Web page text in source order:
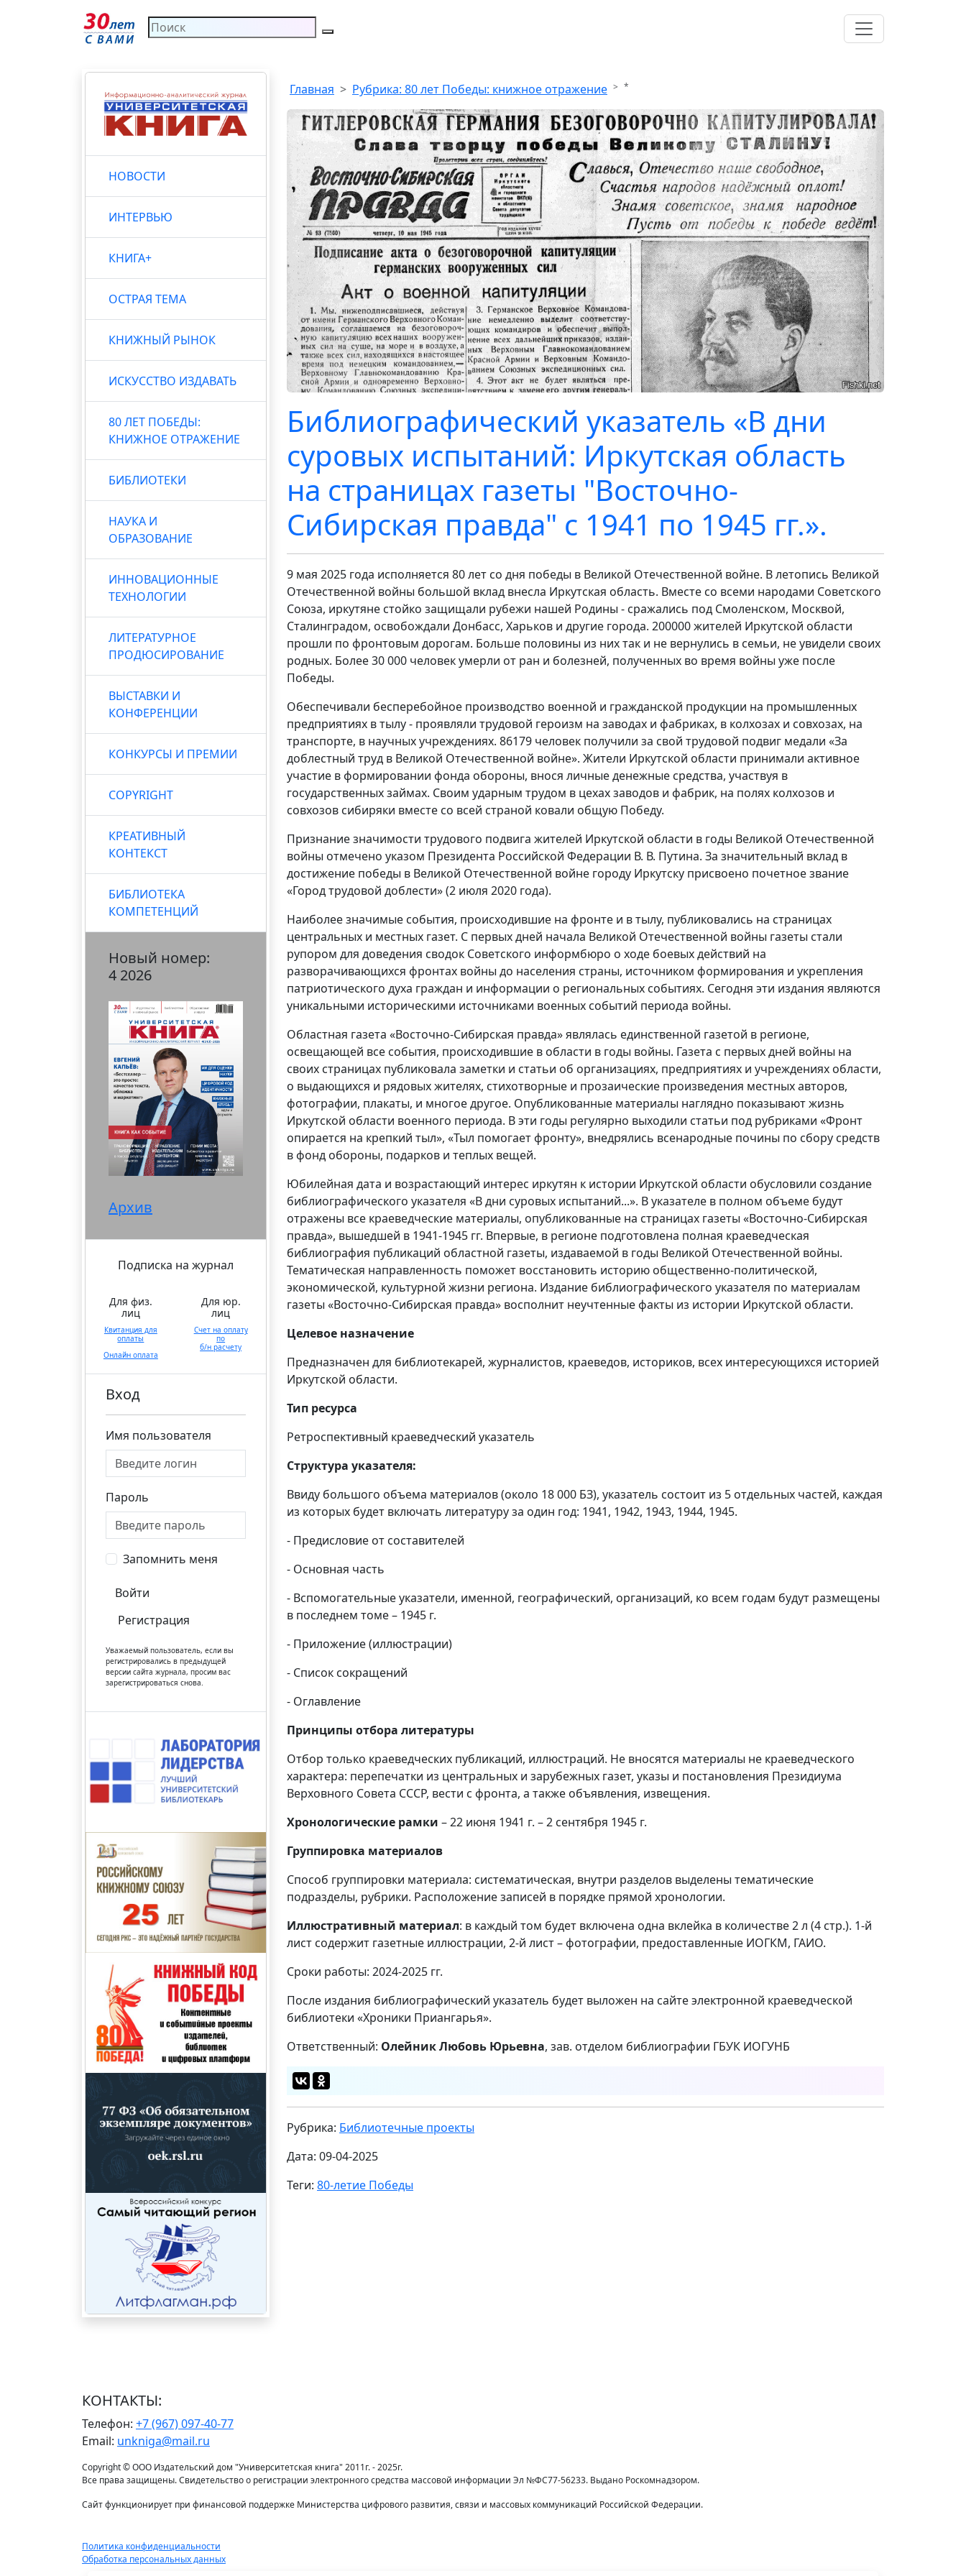
НОВОСТИ
ИНТЕРВЬЮ
КНИГА+
ОСТРАЯ ТЕМА
КНИЖНЫЙ РЫНОК
ИСКУССТВО ИЗДАВАТЬ
80 ЛЕТ ПОБЕДЫ:
КНИЖНОЕ ОТРАЖЕНИЕ
БИБЛИОТЕКИ
НАУКА И
ОБРАЗОВАНИЕ
ИННОВАЦИОННЫЕ
ТЕХНОЛОГИИ
ЛИТЕРАТУРНОЕ
ПРОДЮСИРОВАНИЕ
ВЫСТАВКИ И
КОНФЕРЕНЦИИ
КОНКУРСЫ И ПРЕМИИ
COPYRIGHT
КРЕАТИВНЫЙ
КОНТЕКСТ
БИБЛИОТЕКА
КОМПЕТЕНЦИЙ
Новый номер:
4 2026
Архив
Подписка на журнал
Для физ.
лиц
Квитанция для
оплаты
Онлайн оплата
Для юр.
лиц
Счет на оплату
по
б/н расчету
Вход
Имя пользователя
Пароль
Запомнить меня
Войти
Регистрация
Уважаемый пользователь, если вы
регистрировались в предыдущей
версии сайта журнала, просим вас
зарегистрироваться снова.
Главная Рубрика: 80 лет Победы: книжное отражение *
Библиографический указатель «В дни
суровых испытаний: Иркутская область
на страницах газеты "Восточно-
Сибирская правда" с 1941 по 1945 гг.».
9 мая 2025 года исполняется 80 лет со дня победы в Великой Отечественной войне. В летопись Великой
Отечественной войны большой вклад внесла Иркутская область. Вместе со всеми народами Советского
Союза, иркутяне стойко защищали рубежи нашей Родины - сражались под Смоленском, Москвой,
Сталинградом, освобождали Донбасс, Харьков и другие города. 200000 жителей Иркутской области
прошли по фронтовым дорогам. Больше половины из них так и не вернулись в семьи, не увидели своих
родных. Более 30 000 человек умерли от ран и болезней, полученных во время войны уже после
Победы.
Обеспечивали бесперебойное производство военной и гражданской продукции на промышленных
предприятиях в тылу - проявляли трудовой героизм на заводах и фабриках, в колхозах и совхозах, на
транспорте, в научных учреждениях. 86179 человек получили за свой трудовой подвиг медали «За
доблестный труд в Великой Отечественной войне». Жители Иркутской области принимали активное
участие в формировании фонда обороны, внося личные денежные средства, участвуя в
государственных займах. Своим ударным трудом в цехах заводов и фабрик, на полях колхозов и
совхозов сибиряки вместе со всей страной ковали общую Победу.
Признание значимости трудового подвига жителей Иркутской области в годы Великой Отечественной
войны отмечено указом Президента Российской Федерации В. В. Путина. За значительный вклад в
достижение победы в Великой Отечественной войне городу Иркутску присвоено почетное звание
«Город трудовой доблести» (2 июля 2020 года).
Наиболее значимые события, происходившие на фронте и в тылу, публиковались на страницах
центральных и местных газет. С первых дней начала Великой Отечественной войны газеты стали
рупором для доведения сводок Советского информбюро о ходе боевых действий на
разворачивающихся фронтах войны до населения страны, источником формирования и укрепления
патриотического духа граждан и информации о региональных событиях. Сегодня эти издания являются
уникальными историческими источниками военных событий периода войны.
Областная газета «Восточно-Сибирская правда» являлась единственной газетой в регионе,
освещающей все события, происходившие в области в годы войны. Газета с первых дней войны на
своих страницах публиковала заметки и статьи об организациях, предприятиях и учреждениях области,
о выдающихся и рядовых жителях, стихотворные и прозаические произведения местных авторов,
фотографии, плакаты, и многое другое. Опубликованные материалы наглядно показывают жизнь
Иркутской области военного периода. В эти годы регулярно выходили статьи под рубриками «Фронт
опирается на крепкий тыл», «Тыл помогает фронту», внедрялись всенародные почины по сбору средств
в фонд обороны, подарков и теплых вещей.
Юбилейная дата и возрастающий интерес иркутян к истории Иркутской области обусловили создание
библиографического указателя «В дни суровых испытаний...». В указателе в полном объеме будут
отражены все краеведческие материалы, опубликованные на страницах газеты «Восточно-Сибирская
правда», вышедшей в 1941-1945 гг. Впервые, в регионе подготовлена полная краеведческая
библиография публикаций областной газеты, издаваемой в годы Великой Отечественной войны.
Тематическая направленность поможет восстановить историю общественно-политической,
экономической, культурной жизни региона. Издание библиографического указателя по материалам
газеты «Восточно-Сибирская правда» восполнит неучтенные факты из истории Иркутской области.
Целевое назначение
Предназначен для библиотекарей, журналистов, краеведов, историков, всех интересующихся историей
Иркутской области.
Тип ресурса
Ретроспективный краеведческий указатель
Структура указателя:
Ввиду большого объема материалов (около 18 000 БЗ), указатель состоит из 5 отдельных частей, каждая
из которых будет включать литературу за один год: 1941, 1942, 1943, 1944, 1945.
- Предисловие от составителей
- Основная часть
- Вспомогательные указатели, именной, географический, организаций, ко всем годам будут размещены
в последнем томе – 1945 г.
- Приложение (иллюстрации)
- Список сокращений
- Оглавление
Принципы отбора литературы
Отбор только краеведческих публикаций, иллюстраций. Не вносятся материалы не краеведческого
характера: перепечатки из центральных и зарубежных газет, указы и постановления Президиума
Верховного Совета СССР, вести с фронта, а также объявления, извещения.
Хронологические рамки – 22 июня 1941 г. – 2 сентября 1945 г.
Группировка материалов
Способ группировки материала: систематическая, внутри разделов выделены тематические
подразделы, рубрики. Расположение записей в порядке прямой хронологии.
Иллюстративный материал: в каждый том будет включена одна вклейка в количестве 2 л (4 стр.). 1-й
лист содержит газетные иллюстрации, 2-й лист – фотографии, предоставленные ИОГКМ, ГАИО.
Сроки работы: 2024-2025 гг.
После издания библиографический указатель будет выложен на сайте электронной краеведческой
библиотеки «Хроники Приангарья».
Ответственный: Олейник Любовь Юрьевна, зав. отделом библиографии ГБУК ИОГУНБ
Рубрика: Библиотечные проекты
Дата: 09-04-2025
Теги: 80-летие Победы
КОНТАКТЫ:
Телефон: +7 (967) 097-40-77
Email: unkniga@mail.ru
Copyright © ООО Издательский дом "Университетская книга" 2011г. - 2025г.
Все права защищены. Свидетельство о регистрации электронного средства массовой информации Эл №ФС77-56233. Выдано Роскомнадзором.
Сайт функционирует при финансовой поддержке Министерства цифрового развития, связи и массовых коммуникаций Российской Федерации.
Политика конфиденциальности
Обработка персональных данных